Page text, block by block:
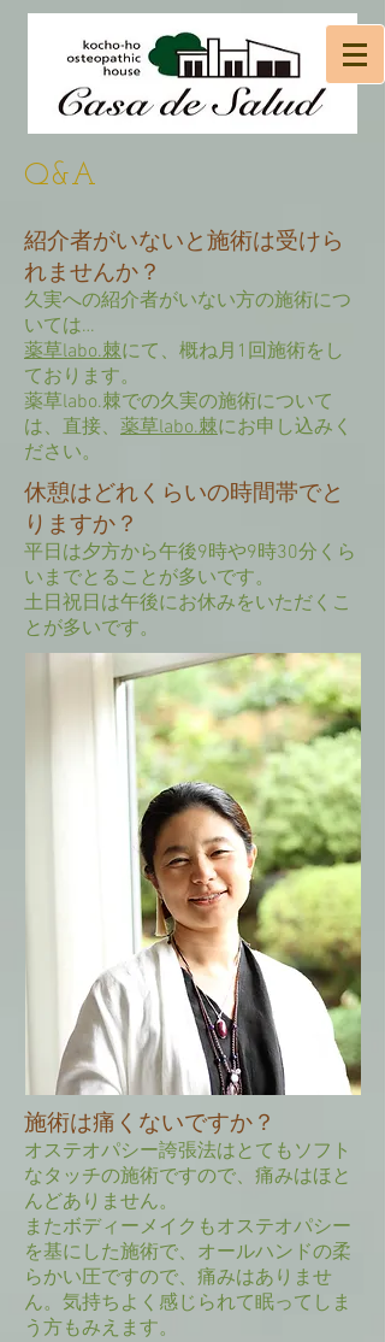
Q&A
紹介者がいないと施術は受けら
れませんか？
久実への紹介者がいない方の施術につ
いては…
薬草labo.棘にて、概ね月1回施術をし
ております。
薬草labo.棘での久実の施術について
は、直接、 薬草labo.棘にお申し込みく
ださい。
休憩はどれくらいの時間帯でと
りますか？
平日は夕方から午後9時や9時30分くら
いまでとることが多いです。
土日祝日は午後にお休みをいただくこ
とが多いです。
施術は痛くないですか？
オステオパシー誇張法はとてもソフト
なタッチの施術ですので、痛みはほと
んどありません。
またボディーメイクもオステオパシー
を基にした施術で、オールハンドの柔
らかい圧ですので、痛みはありませ
ん。気持ちよく感じられて眠ってしま
う方もみえます。